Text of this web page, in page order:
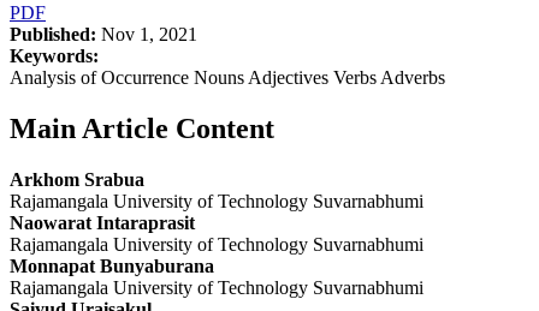
PDF
Published: Nov 1, 2021
Keywords:
Analysis of Occurrence Nouns Adjectives Verbs Adverbs
Main Article Content
Arkhom Srabua
Rajamangala University of Technology Suvarnabhumi
Naowarat Intaraprasit
Rajamangala University of Technology Suvarnabhumi
Monnapat Bunyaburana
Rajamangala University of Technology Suvarnabhumi